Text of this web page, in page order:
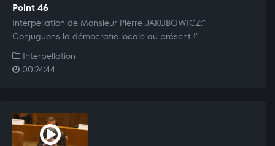
Point 46
Interpellation de Monsieur Pierre JAKUBOWICZ:"
Conjuguons la démocratie locale au présent !"
Interpellation
00:24:44